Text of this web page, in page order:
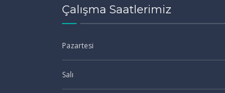
Çalışma Saatlerimiz
Pazartesi
Salı